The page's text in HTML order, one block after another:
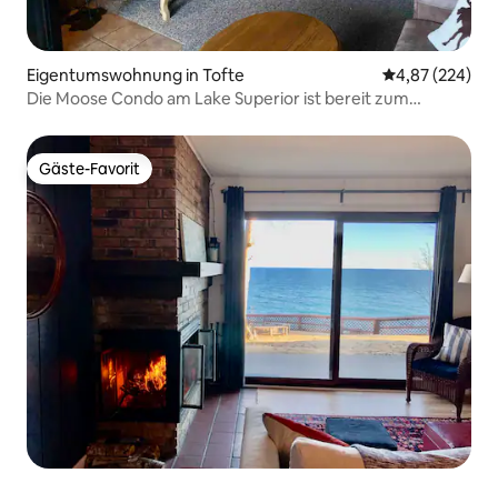
Eigentumswohnung in Tofte
4,87 (224)
Die Moose Condo am Lake Superior ist bereit zum
Gäste-Favorit
Gäste-Favorit